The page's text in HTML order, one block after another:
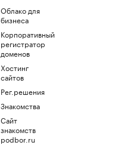
Облако для
бизнеса
Корпоративный
регистратор
доменов
Хостинг
сайтов
Рег.решения
Знакомства
Сайт
знакомств
podbor.ru